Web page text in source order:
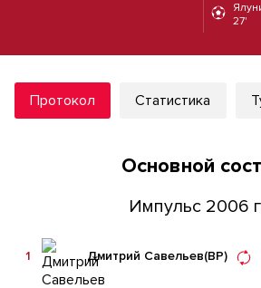
27'
Протокол Статистика
Основной
Импульс 2006
Дмитрий Савельев(ВР)
1